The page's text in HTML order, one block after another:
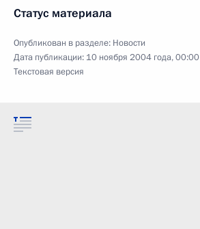
Статус материала
Опубликован в разделе: Новости
Дата публикации: 10 ноября 2004 года, 00:00
Текстовая версия